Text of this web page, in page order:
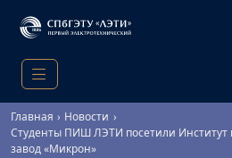
Главная
Новости
Студенты ПИШ ЛЭТИ посетили Институт
завод «Микрон»